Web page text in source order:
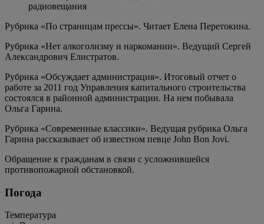
радиовещания
Рубрика «По страницам прессы». Читает Елена Перетокина.
Рубрика «Нет алкоголизму и наркомании». Ведущий Сергей
Александрович Елистратов.
Рубрика «Обсуждает администрация». Итоговый отчет о
работе за 2011 год Управления капитального строительства
состоялся в районной администрации. На нем побывала
Ольга Гарина.
Рубрика «Современные классики». Ведущая рубрика Ольга
Гарина рассказывает об известном певце John Bon Jovi.
Обращение к гражданам в связи с усложнившейся
противопожарной обстановкой.
Погода
Температура